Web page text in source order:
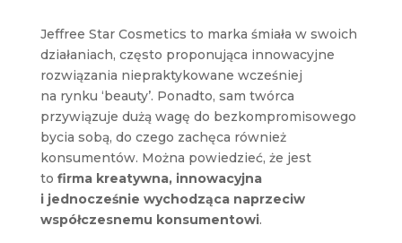
Jeffree Star Cosmetics to marka śmiała w swoich
działaniach, często proponująca innowacyjne
rozwiązania niepraktykowane wcześniej
na rynku ‘beauty’. Ponadto, sam twórca
przywiązuje dużą wagę do bezkompromisowego
bycia sobą, do czego zachęca również
konsumentów. Można powiedzieć, że jest
to firma kreatywna, innowacyjna
i jednocześnie wychodząca naprzeciw
współczesnemu konsumentowi.